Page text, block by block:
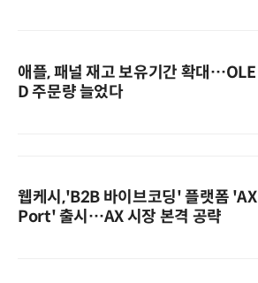
애플, 패널 재고 보유기간 확대…OLE
D 주문량 늘었다
웹케시,'B2B 바이브코딩' 플랫폼 'AX
Port' 출시…AX 시장 본격 공략